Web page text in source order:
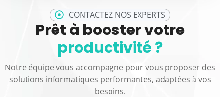
CONTACTEZ NOS EXPERTS
Prêt à booster votre
productivité ?
Notre équipe vous accompagne pour vous proposer des
solutions informatiques performantes, adaptées à vos
besoins.